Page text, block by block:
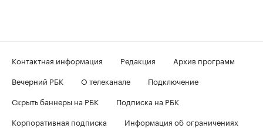
Контактная информация Редакция
Архив программ
Вечерний РБК
О телеканале
Подключение
Скрыть баннеры на РБК
Подписка на РБК
Корпоративная подписка
Информация об ограничениях